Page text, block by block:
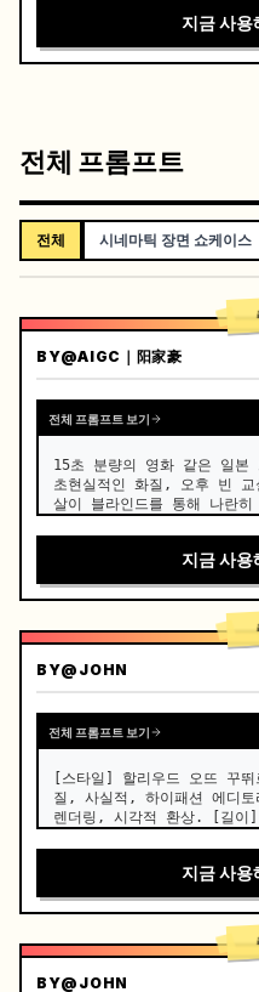
지금 사용
전체 프롬프트
전체 시네마틱 장면 쇼케이스
BY@AIGC｜阳家豪
전체 프롬프트 보기
15초 분량의 영화 같은 일본
초현실적인 화질, 오후 빈
살이 블라인드를 통해 나란
극도로 자연스럽고 미묘한
터들은 변형, 흐트러짐, 아
어스타일을 유지하며, 호흡
내리고, 얕은 피사계 심도,
지금 사용
BY@JOHN
전체 프롬프트 보기
[스타일] 할리우드 오뜨 꾸
질, 사실적, 하이패션 에디
렌더링, 시각적 환상. [길이
로 가득하고, 땅은 모든 것
체적인 그림은 미니멀하고
00:05] 샷 1: 오뜨 꾸뛰르
치: 극도로 낮은 앵글의…
지금 사용
BY@JOHN